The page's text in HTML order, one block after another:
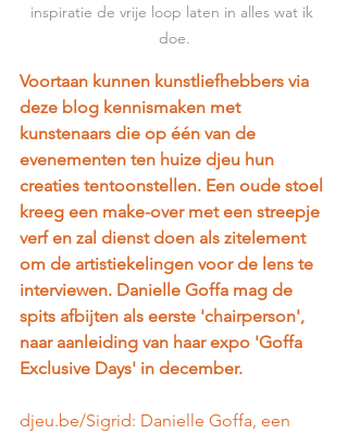
inspiratie de vrije loop laten in alles wat ik
doe.
Voortaan kunnen kunstliefhebbers via
deze blog kennismaken met
kunstenaars die op één van de
evenementen ten huize djeu hun
creaties tentoonstellen. Een oude stoel
kreeg een make-over met een streepje
verf en zal dienst doen als zitelement
om de artistiekelingen voor de lens te
interviewen. Danielle Goffa mag de
spits afbijten als eerste 'chairperson',
naar aanleiding van haar expo 'Goffa
Exclusive Days' in december.
djeu.be/Sigrid: Danielle Goffa, een